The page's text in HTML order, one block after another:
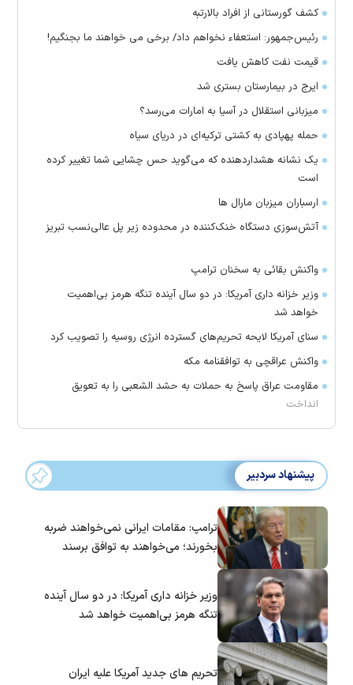
کشف گورستانی از افراد بالارتبه
رئیس‌جمهور: استعفاء نخواهم داد/ برخی می خواهند ما بجنگیم!
قیمت نفت کاهش یافت
ایرج در بیمارستان بستری شد
میزبانی استقلال در آسیا به امارات می‌رسد؟
حمله پهپادی به کشتی ترکیه‌ای در دریای سیاه
یک نشانه هشداردهنده که می‌گوید حس چشایی شما تغییر کرده
است
ارسباران میزبان مارال ها
آتش‌سوزی دستگاه خنک‌کننده در محدوده زیر پل عالی‌نسب تبریز
واکنش بقائی به سخنان ترامپ
وزیر خزانه داری آمریکا: در دو سال آینده تنگه هرمز بی‌اهمیت
خواهد شد
سنای آمریکا لایحه تحریم‌های گسترده انرژی روسیه را تصویب کرد
واکنش عراقچی به توافقنامه مکه
مقاومت عراق پاسخ به حملات به حشد الشعبی را به تعویق
انداخت
پیشنهاد سردبیر
ترامپ: مقامات ایرانی نمی‌خواهند ضربه
بخورند؛ می‌خواهند به توافق برسند
وزیر خزانه داری آمریکا: در دو سال آینده
تنگه هرمز بی‌اهمیت خواهد شد
تحریم های جدید آمریکا علیه ایران